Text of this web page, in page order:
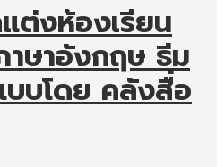
ต่งห้องเรียน
าษาอังกฤษ ธีม
บโดย คลังสื่อ